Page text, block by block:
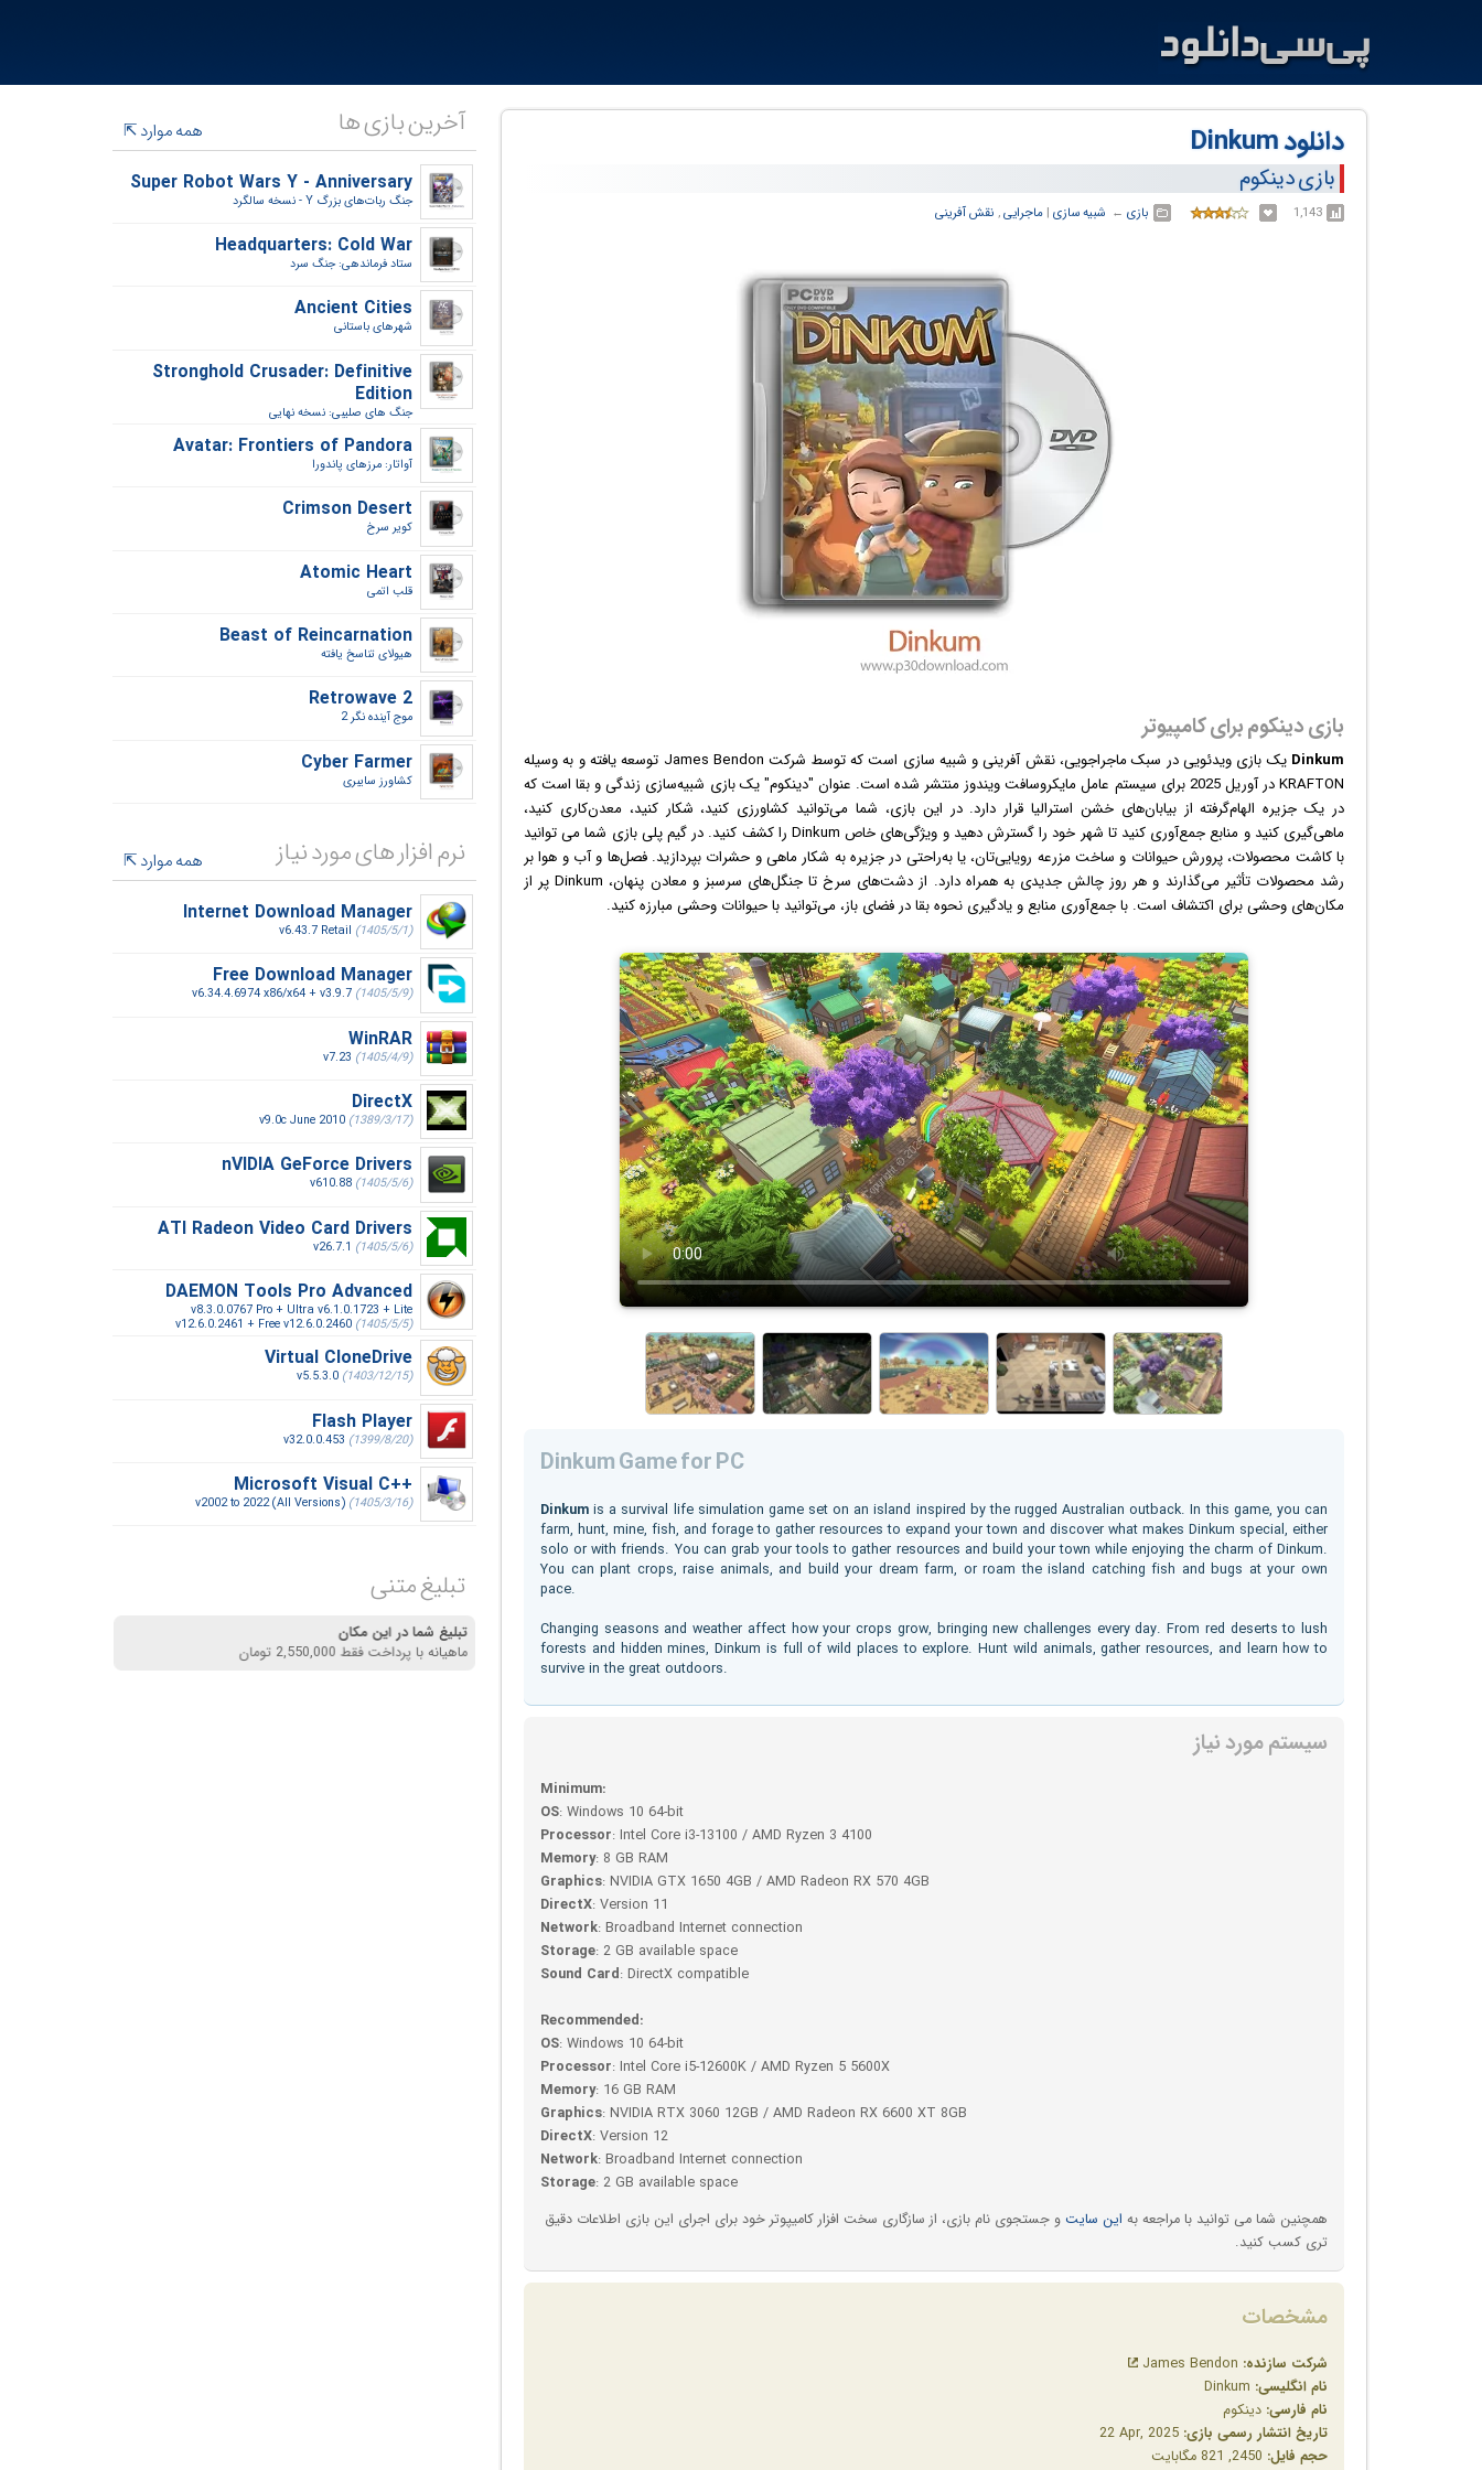
دانلود Dinkum
بازی دینکوم
1,143 بازی ← ‏ شبیه سازی ‏| ماجرایی, نقش آفرینی
بازی دینکوم برای کامپیوتر
Dinkum یکبازی
ویدئویی در سبک ماجراجویی، نقش آفرینی و شبیه سازی است که توسط شرکت James Bendon توسعه یافته و به وسیله
KRAFTON در آوریل 2025 برای سیستم عامل مایکروسافت
ویندوز منتشر شده است. عنوان "دینکوم" یک بازی شبیه‌سازی زندگی و بقا است که
در یک جزیره الهام‌گرفته از بیابان‌های خشن استرالیا قرار دارد. در این بازی، شما می‌توانید کشاورزی کنید، شکار کنید، معدن‌کاری کنید،
ماهی‌گیری کنید و منابع جمع‌آوری کنید تا شهر خود را گسترش دهید و ویژگی‌های خاص Dinkum را کشف کنید. در گیم پلی بازی شما می توانید
با کاشت محصولات، پرورش حیوانات و ساخت مزرعه رویایی‌تان، یا به‌راحتی در جزیره به شکار ماهی و حشرات بپردازید. فصل‌ها و آب و هوا بر
رشد محصولات تأثیر می‌گذارند و هر روز چالش جدیدی به همراه دارد. از دشت‌های سرخ تا جنگل‌های سرسبز و معادن پنهان، Dinkum پر از
مکان‌های وحشی برای اکتشاف است. با جمع‌آوری منابع و یادگیری نحوه بقا در فضای باز، می‌توانید با حیوانات وحشی مبارزه کنید.
Dinkum Game for PC
Dinkumis a survival life simulation game set on an island inspired by the rugged Australian outback. In this game, you can
farm, hunt, mine, fish, and forage to gather resources to expand your town and discover what makes Dinkum special, either
solo or with friends. You can grab your tools to gather resources and build your town while enjoying the charm of Dinkum.
You can plant crops, raise animals, and build your dream farm, or roam the island catching fish and bugs at your own
pace.
Changing seasons and weather affect how your crops grow, bringing new challenges every day. From red deserts to lush
forests and hidden mines, Dinkum is full of wild places to explore. Hunt wild animals, gather resources, and learn how to
survive in the great outdoors.
سیستم مورد نیاز
Minimum:
OS: Windows 10 64-bit
Processor: Intel Core i3-13100 / AMD Ryzen 3 4100
Memory: 8 GB RAM
Graphics: NVIDIA GTX 1650 4GB / AMD Radeon RX 570 4GB
DirectX: Version 11
Network: Broadband Internet connection
Storage: 2 GB available space
Sound Card: DirectX compatible
Recommended:
OS: Windows 10 64-bit
Processor: Intel Core i5-12600K / AMD Ryzen 5 5600X
Memory: 16 GB RAM
Graphics: NVIDIA RTX 3060 12GB / AMD Radeon RX 6600 XT 8GB
DirectX: Version 12
Network: Broadband Internet connection
Storage: 2 GB available space
همچنین شما می توانید با مراجعه به این سایت و جستجوی نام بازی، از سازگاری سخت افزار کامیپوتر خود برای اجرای این بازی اطلاعات دقیق
تری کسب کنید.
مشخصات
شرکت سازنده:
نام انگلیسی:
نام فارسی: دینکوم
تاریخ انتشار رسمی بازی:
حجم فایل:
آخرین بازی ها
همه موارد
Super Robot Wars Y - Anniversary
جنگ ربات‌های بزرگ Y - نسخه سالگرد‎
Headquarters: Cold War
ستاد فرماندهی: جنگ سرد‎
Ancient Cities
شهرهای باستانی‎
Stronghold Crusader: Definitive
Edition
جنگ های صلیبی: نسخه نهایی‎
Avatar: Frontiers of Pandora
آواتار: مرزهای پاندورا‎
Crimson Desert
کویر سرخ‎
Atomic Heart
قلب اتمی‎
Beast of Reincarnation
هیولای تناسخ یافته‎
Retrowave 2
موج آینده نگر 2‎
Cyber Farmer
کشاورز سایبری‎
نرم افزار های مورد نیاز
همه موارد
Internet Download Manager
v6.43.7 Retail (1405/5/1)
Free Download Manager
v6.34.4.6974 x86/x64 + v3.9.7 (1405/5/9)
WinRAR
v7.23 (1405/4/9)
DirectX
v9.0c June 2010 (1389/3/17)
nVIDIA GeForce Drivers
v610.88 (1405/5/6)
ATI Radeon Video Card Drivers
v26.7.1 (1405/5/6)
DAEMON Tools Pro Advanced
v8.3.0.0767 Pro + Ultra v6.1.0.1723 + Lite
v12.6.0.2461 + Free v12.6.0.2460 (1405/5/5)
Virtual CloneDrive
v5.5.3.0 (1403/12/15)
Flash Player
v32.0.0.453 (1399/8/20)
Microsoft Visual C++‎
v2002 to 2022 (All Versions) (1405/3/16)
تبلیغ متنی
تبلیغ شما در این مکان
ماهیانه با پرداخت فقط 2,550,000 تومان